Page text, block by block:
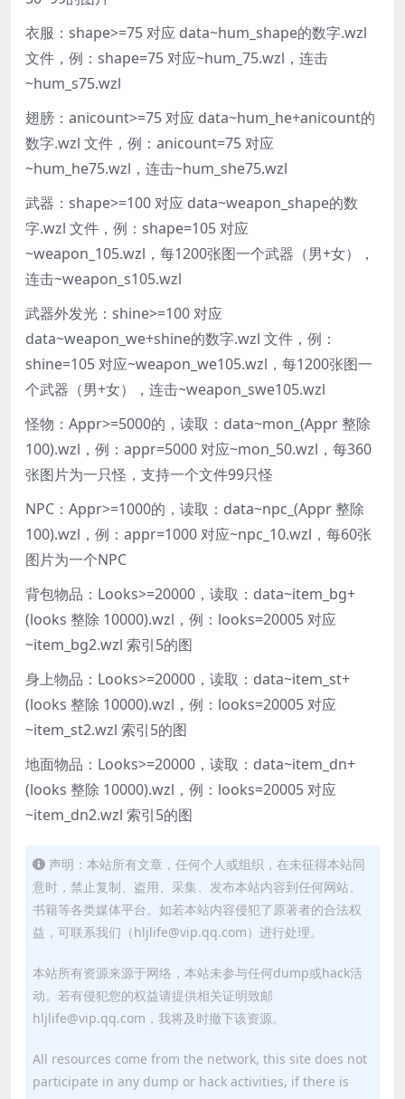
衣服：shape>=75 对应 data~hum_shape的数字.wzl
文件，例：shape=75 对应~hum_75.wzl，连击
~hum_s75.wzl
翅膀：anicount>=75 对应 data~hum_he+anicount的
数字.wzl 文件，例：anicount=75 对应
~hum_he75.wzl，连击~hum_she75.wzl
武器：shape>=100 对应 data~weapon_shape的数
字.wzl 文件，例：shape=105 对应
~weapon_105.wzl，每1200张图一个武器（男+女），
连击~weapon_s105.wzl
武器外发光：shine>=100 对应
data~weapon_we+shine的数字.wzl 文件，例：
shine=105 对应~weapon_we105.wzl，每1200张图一
个武器（男+女），连击~weapon_swe105.wzl
怪物：Appr>=5000的，读取：data~mon_(Appr 整除
100).wzl，例：appr=5000 对应~mon_50.wzl，每360
张图片为一只怪，支持一个文件99只怪
NPC：Appr>=1000的，读取：data~npc_(Appr 整除
100).wzl，例：appr=1000 对应~npc_10.wzl，每60张
图片为一个NPC
背包物品：Looks>=20000，读取：data~item_bg+
(looks 整除 10000).wzl，例：looks=20005 对应
~item_bg2.wzl 索引5的图
身上物品：Looks>=20000，读取：data~item_st+
(looks 整除 10000).wzl，例：looks=20005 对应
~item_st2.wzl 索引5的图
地面物品：Looks>=20000，读取：data~item_dn+
(looks 整除 10000).wzl，例：looks=20005 对应
~item_dn2.wzl 索引5的图
声明：本站所有文章，任何个人或组织，在未征得本站同
意时，禁止复制、盗用、采集、发布本站内容到任何网站、
书籍等各类媒体平台。如若本站内容侵犯了原著者的合法权
益，可联系我们（hljlife@vip.qq.com）进行处理。
本站所有资源来源于网络，本站未参与任何dump或hack活
动。若有侵犯您的权益请提供相关证明致邮
hljlife@vip.qq.com，我将及时撤下该资源。
All resources come from the network, this site does not
participate in any dump or hack activities, if there is